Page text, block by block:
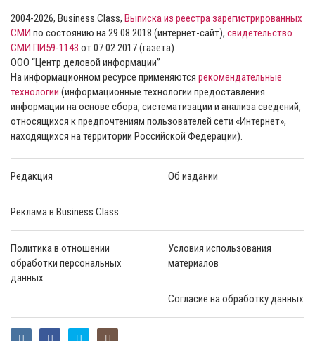
2004-2026, Business Class, Выписка из реестра зарегистрированных
СМИ по состоянию на 29.08.2018 (интернет-сайт), свидетельство
СМИ ПИ59-1143 от 07.02.2017 (газета)
ООО “Центр деловой информации”
На информационном ресурсе применяются рекомендательные
технологии (информационные технологии предоставления
информации на основе сбора, систематизации и анализа сведений,
относящихся к предпочтениям пользователей сети «Интернет»,
находящихся на территории Российской Федерации).
Редакция Об издании
Реклама в Business Class
Политика в отношении
обработки персональных
данных
Условия использования
материалов
Согласие на обработку данных